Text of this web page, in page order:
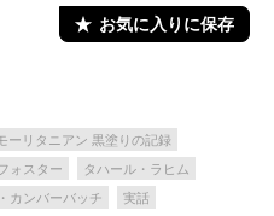
お気に入りに保存
ーリタニアン 黒塗りの記録
ォスター
タハール・ラヒム
カンバーバッチ 実話